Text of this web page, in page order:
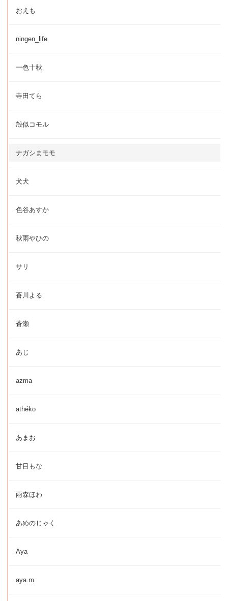
おえも
ningen_life
一色十秋
寺田てら
殻似コモル
ナガシまモモ
犬犬
色谷あすか
秋雨やひの
サリ
蒼川よる
蒼瀬
あじ
azma
athéko
あまお
甘目もな
雨森ほわ
あめのじゃく
Aya
aya.m